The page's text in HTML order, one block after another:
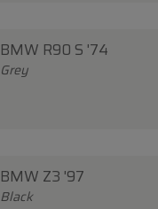
BMW R90 S '74
Grey
BMW Z3 '97
Black